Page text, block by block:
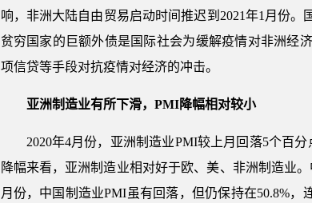
响，非洲大陆自由贸易启动时间推迟到2021年1月份
贫穷国家的巨额外债是国际社会为缓解疫情对非洲经
项信贷等手段对抗疫情对经济的冲击。
亚洲制造业有所下滑，PMI降幅相对较小
2020年4月份，亚洲制造业PMI较上月回落5个百
降幅来看，亚洲制造业相对好于欧、美、非洲制造业
月份，中国制造业PMI虽有回落，但仍保持在50.8%